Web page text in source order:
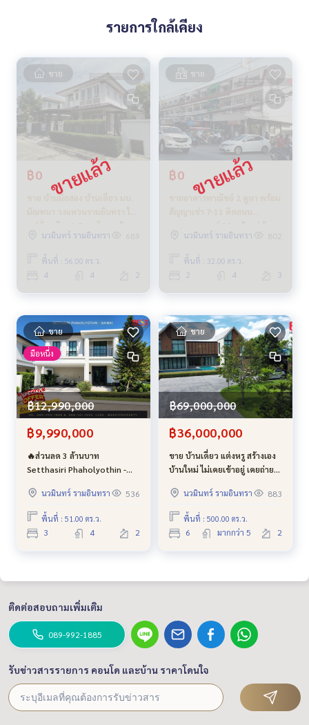
รายการใกล้เคียง
ขาย
฿0
ขาย บ้านมือสอง บ้านเดี่ยว มบ.
หมู่บ้านนวมินทร์ รามอินทรา
พื้นที่ : 56.00 ตร.ว.
4 4 2
ขาย
฿0
ขายอาคารพาณิชย์ 2 คูหา พร้อม
และแหล่งชุมชนขนาดใหญ่
นวมินทร์ รามอินทรา
พื้นที่ : 32.00 ตร.ว.
2 4 3
ขาย
มือหนึ่ง
฿12,990,000
฿9,990,000
🔥ส่วนลด 3 ล้านบาท
Setthasiri Phaholyothin -
ทางด่วน และ สนามบิน โซนใหม่
หน้าโครงการ ถนนเมน ฟรี ค่า
ส่วนกลาง
นวมินทร์ รามอินทรา 536
พื้นที่ : 51.00 ตร.ว.
3 4 2
ขาย
฿69,000,000
฿36,000,000
ขาย บ้านเดี่ยว แต่งหรู สร้างเอง
บ้านใหม่ ไม่เคยเข้าอยู่ เคยถ่าย
รามอินทรา 117 ขนาด 1 ไร่ 1
งาน ขายถูก จะซื้ออยู่เอง หรือ
ลงทุนก็ได้ ผลตอบแทนดี
นวมินทร์ รามอินทรา 883
พื้นที่ : 500.00 ตร.ว.
6 มากกว่า 5 2
ติดต่อสอบถามเพิ่มเติม
089-992-1885
รับข่าวสารรายการ คอนโด และบ้าน ราคาโดนใจ